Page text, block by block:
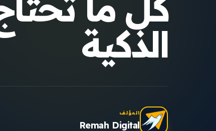
الذكية
المؤلف
Remah Digital